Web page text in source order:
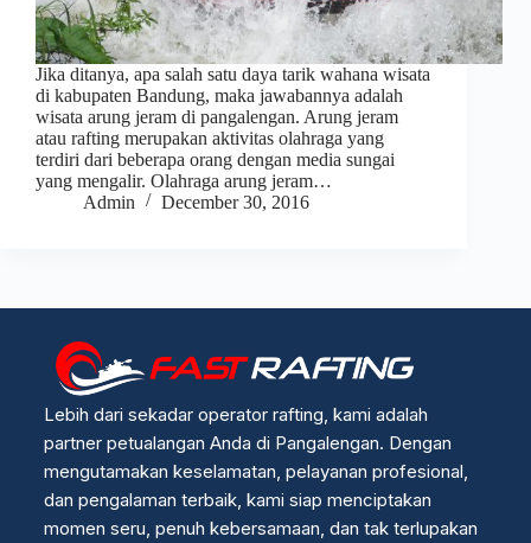
Jika ditanya, apa salah satu daya tarik wahana wisata
di kabupaten Bandung, maka jawabannya adalah
wisata arung jeram di pangalengan. Arung jeram
atau rafting merupakan aktivitas olahraga yang
terdiri dari beberapa orang dengan media sungai
yang mengalir. Olahraga arung jeram…
Admin
December 30, 2016
Lebih dari sekadar operator rafting, kami adalah
partner petualangan Anda di Pangalengan. Dengan
mengutamakan keselamatan, pelayanan profesional,
dan pengalaman terbaik, kami siap menciptakan
momen seru, penuh kebersamaan, dan tak terlupakan